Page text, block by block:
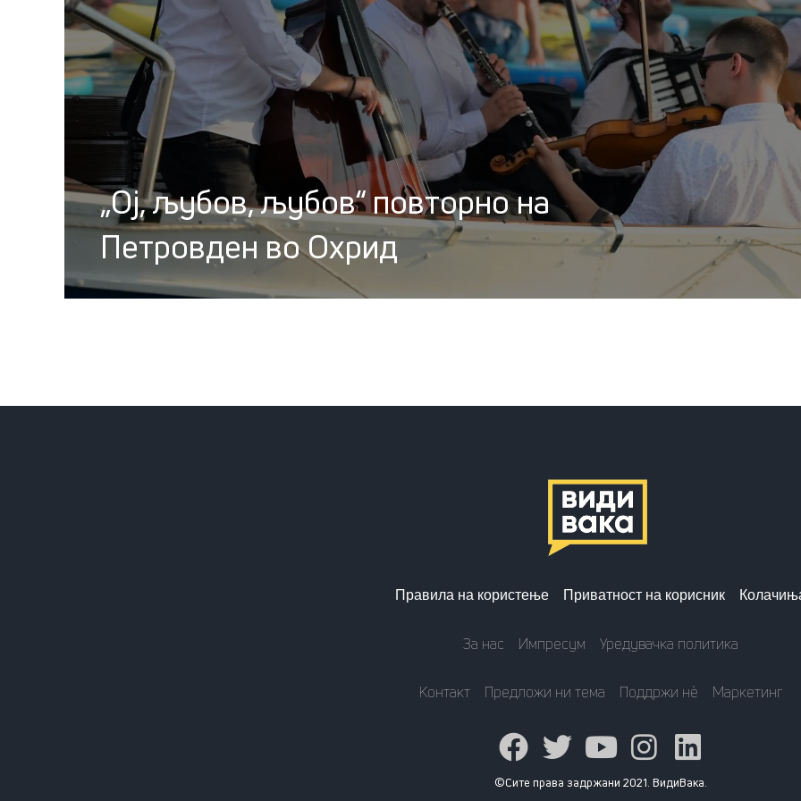
„Ој, љубов, љубов“ повторно на
Петровден во Охрид
Правила на користење Приватност на корисник
За нас Импресум Уредувачка политика
Контакт Предложи ни тема Поддржи нè Маркетинг
©Сите права задржани 2021. ВидиВака.